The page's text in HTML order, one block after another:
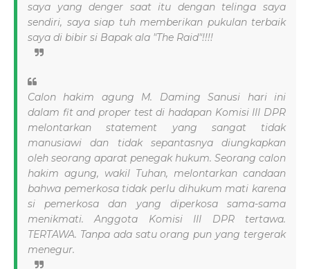
saya yang denger saat itu dengan telinga saya
sendiri, saya siap tuh memberikan pukulan terbaik
saya di bibir si Bapak ala "The Raid"!!!!
Calon hakim agung M. Daming Sanusi hari ini
dalam fit and proper test di hadapan Komisi III DPR
melontarkan statement yang sangat tidak
manusiawi dan tidak sepantasnya diungkapkan
oleh seorang aparat penegak hukum. Seorang calon
hakim agung, wakil Tuhan, melontarkan candaan
bahwa pemerkosa tidak perlu dihukum mati karena
si pemerkosa dan yang diperkosa sama-sama
menikmati. Anggota Komisi III DPR tertawa.
TERTAWA. Tanpa ada satu orang pun yang tergerak
menegur.